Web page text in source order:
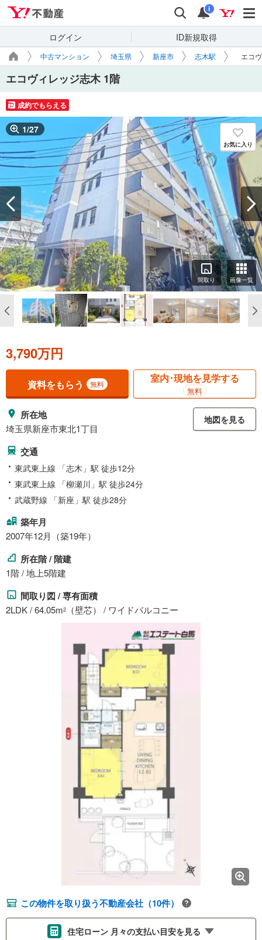
検索 通知
i
ログイン ID新規取得
中古マンション 埼玉県 新座市 志木駅 エコ
エコヴィレッジ志木 1階
成約でもらえる
1/27
お気に入り
間取り 画像一覧
3,790万円
資料をもらう 無料 室内･現地を見学する
無料
所在地
埼玉県新座市東北1丁目
地図を見る
交通
東武東上線 「志木」駅 徒歩12分
東武東上線 「柳瀬川」駅 徒歩24分
武蔵野線 「新座」駅 徒歩28分
築年月
2007年12月（築19年）
所在階 / 階建
1階 / 地上5階建
間取り図 / 専有面積
2LDK / 64.05m2 （壁芯） / ワイドバルコニー
この物件を取り扱う不動産会社（10件）
住宅ローン 月々の支払い目安を見る